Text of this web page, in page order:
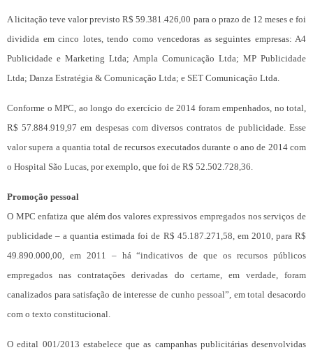
A licitação teve valor previsto R$ 59.381.426,00 para o prazo de 12 meses e foi
dividida em cinco lotes, tendo como vencedoras as seguintes empresas: A4
Publicidade e Marketing Ltda; Ampla Comunicação Ltda; MP Publicidade
Ltda; Danza Estratégia & Comunicação Ltda; e SET Comunicação Ltda.
Conforme o MPC, ao longo do exercício de 2014 foram empenhados, no total,
R$ 57.884.919,97 em despesas com diversos contratos de publicidade. Esse
valor supera a quantia total de recursos executados durante o ano de 2014 com
o Hospital São Lucas, por exemplo, que foi de R$ 52.502.728,36.
Promoção pessoal
O MPC enfatiza que além dos valores expressivos empregados nos serviços de
publicidade – a quantia estimada foi de R$ 45.187.271,58, em 2010, para R$
49.890.000,00, em 2011 – há “indicativos de que os recursos públicos
empregados nas contratações derivadas do certame, em verdade, foram
canalizados para satisfação de interesse de cunho pessoal”, em total desacordo
com o texto constitucional.
O edital 001/2013 estabelece que as campanhas publicitárias desenvolvidas